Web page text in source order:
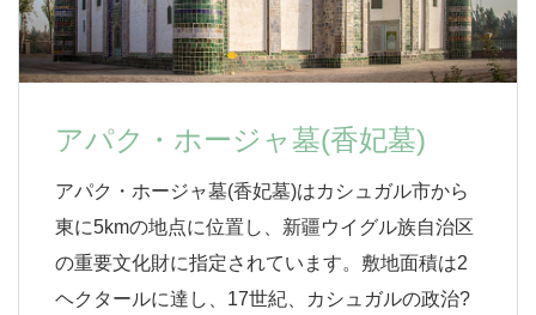
アパク・ホージャ墓(香妃墓)
アパク・ホージャ墓(香妃墓)はカシュガル市から
東に5kmの地点に位置し、新疆ウイグル族自治区
の重要文化財に指定されています。敷地面積は2
ヘクタールに達し、17世紀、カシュガルの政治?